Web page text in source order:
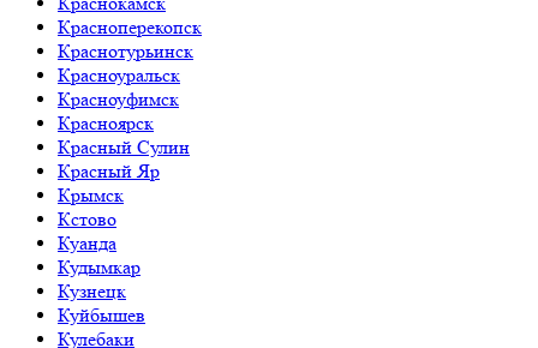
Красноперекопск
Краснотурьинск
Красноуральск
Красноуфимск
Красноярск
Красный Сулин
Красный Яр
Крымск
Кстово
Куанда
Кудымкар
Кузнецк
Куйбышев
Кулебаки